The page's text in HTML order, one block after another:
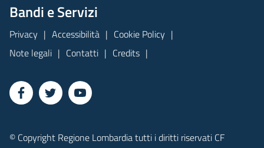
Bandi e Servizi
Privacy Accessibilità
Cookie Policy
Note legali
Contatti Credits
© Copyright Regione Lombardia tutti i diritti riservati CF